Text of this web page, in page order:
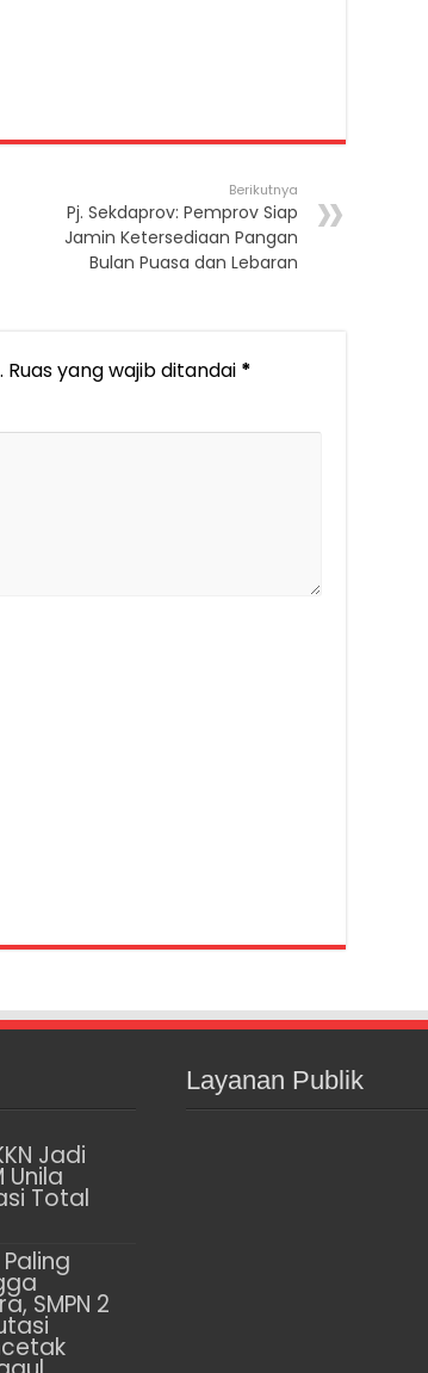
Berikutnya
Pj. Sekdaprov: Pemprov Siap
Jamin Ketersediaan Pangan
Bulan Puasa dan Lebaran
Ruas yang wajib ditandai *
Jadi
Unila
Total
SMPN 2
Layanan Publik